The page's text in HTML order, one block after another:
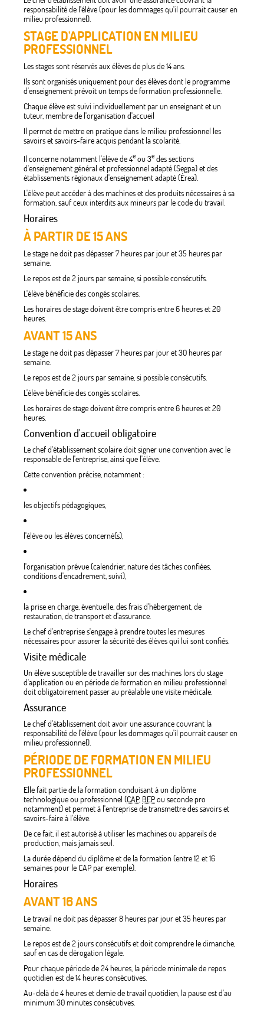
responsabilité de l'élève (pour les dommages qu'il pourrait causer en
milieu professionnel).
STAGE D'APPLICATION EN MILIEU
PROFESSIONNEL
Les stages sont réservés aux élèves de plus de 14 ans.
Ils sont organisés uniquement pour des élèves dont le programme
d'enseignement prévoit un temps de formation professionnelle.
Chaque élève est suivi individuellement par un enseignant et un
tuteur, membre de l'organisation d'accueil
Il permet de mettre en pratique dans le milieu professionnel les
savoirs et savoirs-faire acquis pendant la scolarité.
Il concerne notamment l'élève de 4e ou 3e des sections
d'enseignement général et professionnel adapté (Segpa) et des
établissements régionaux d'enseignement adapté (Érea).
L'élève peut accéder à des machines et des produits nécessaires à sa
formation, sauf ceux interdits aux mineurs par le code du travail.
Horaires
À PARTIR DE 15 ANS
Le stage ne doit pas dépasser 7 heures par jour et 35 heures par
semaine.
Le repos est de 2 jours par semaine, si possible consécutifs.
L'élève bénéficie des congés scolaires.
Les horaires de stage doivent être compris entre 6 heures et 20
heures.
AVANT 15 ANS
Le stage ne doit pas dépasser 7 heures par jour et 30 heures par
semaine.
Le repos est de 2 jours par semaine, si possible consécutifs.
L'élève bénéficie des congés scolaires.
Les horaires de stage doivent être compris entre 6 heures et 20
heures.
Convention d'accueil obligatoire
Le chef d'établissement scolaire doit signer une convention avec le
responsable de l'entreprise, ainsi que l'élève.
Cette convention précise, notamment :
les objectifs pédagogiques,
l'élève ou les élèves concerné(s),
l'organisation prévue (calendrier, nature des tâches confiées,
conditions d'encadrement, suivi),
la prise en charge, éventuelle, des frais d'hébergement, de
restauration, de transport et d'assurance.
Le chef d'entreprise s'engage à prendre toutes les mesures
nécessaires pour assurer la sécurité des élèves qui lui sont confiés.
Visite médicale
Un élève susceptible de travailler sur des machines lors du stage
d'application ou en période de formation en milieu professionnel
doit obligatoirement passer au préalable une visite médicale.
Assurance
Le chef d'établissement doit avoir une assurance couvrant la
responsabilité de l'élève (pour les dommages qu'il pourrait causer en
milieu professionnel).
PÉRIODE DE FORMATION EN MILIEU
PROFESSIONNEL
Elle fait partie de la formation conduisant à un diplôme
technologique ou professionnel (CAP, BEPou seconde pro
notamment) et permet à l'entreprise de transmettre des savoirs et
savoirs-faire à l'élève.
De ce fait, il est autorisé à utiliser les machines ou appareils de
production, mais jamais seul.
La durée dépend du diplôme et de la formation (entre 12 et 16
semaines pour le CAP par exemple).
Horaires
AVANT 16 ANS
Le travail ne doit pas dépasser 8 heures par jour et 35 heures par
semaine.
Le repos est de 2 jours consécutifs et doit comprendre le dimanche,
sauf en cas de dérogation légale.
Pour chaque période de 24 heures, la période minimale de repos
quotidien est de 14 heures consécutives.
Au-delà de 4 heures et demie de travail quotidien, la pause est d'au
minimum 30 minutes consécutives.